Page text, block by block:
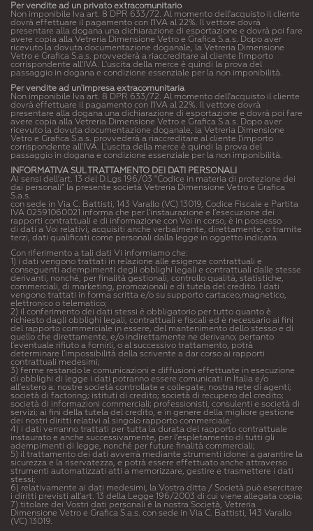
Per vendite ad un privato extracomunitario
Non imponibile Iva art. 8 DPR 633/72. Al momento dell'acquisto il cliente
dovrà effettuare il pagamento con l'IVA al 22%. Il vettore dovrà
presentare alla dogana una dichiarazione di esportazione e dovrà poi fare
avere copia alla Vetreria Dimensione Vetro e Grafica S.a.s. Dopo aver
ricevuto la dovuta documentazione doganale, la Vetreria Dimensione
Vetro e Grafica S.a.s. provvederà a riaccreditare al cliente l'importo
corrispondente all'IVA. L'uscita della merce è quindi la prova del
passaggio in dogana e condizione essenziale per la non imponibilità.
Per vendite ad un'impresa extracomunitaria
Non imponibile Iva art. 8 DPR 633/72. Al momento dell'acquisto il cliente
dovrà effettuare il pagamento con l'IVA al 22%. Il vettore dovrà
presentare alla dogana una dichiarazione di esportazione e dovrà poi fare
avere copia alla Vetreria Dimensione Vetro e Grafica S.a.s. Dopo aver
ricevuto la dovuta documentazione doganale, la Vetreria Dimensione
Vetro e Grafica S.a.s. provvederà a riaccreditare al cliente l'importo
corrispondente all'IVA. L'uscita della merce è quindi la prova del
passaggio in dogana e condizione essenziale per la non imponibilità.
INFORMATIVA SUL TRATTAMENTO DEI DATI PERSONALI
Ai sensi dell’art. 13 del D.Lgs 196/03 "Codice in materia di protezione dei
dai personali” la presente società Vetreria Dimensione Vetro e Grafica
S.a.s.
con sede in Via C. Battisti, 143 Varallo (VC) 13019, Codice Fiscale e Partita
IVA 02591060021 informa che per l’instaurazione e l’esecuzione dei
rapporti contrattuali e di informazione con Voi in corso, è in possesso
di dati a Voi relativi, acquisiti anche verbalmente, direttamente, o tramite
terzi, dati qualificati come personali dalla legge in oggetto indicata.
Con riferimento a tali dati Vi informiamo che:
1) i dati vengono trattati in relazione alle esigenze contrattuali e
conseguenti adempimenti degli obblighi legali e contrattuali dalle stesse
derivanti, nonché, per finalità gestionali, controllo qualità, statistiche,
commerciali, di marketing, promozionali e di tutela del credito. I dati
vengono trattati in forma scritta e/o su supporto cartaceo,magnetico,
elettronico o telematico;
2) il conferimento dei dati stessi è obbligatorio per tutto quanto è
richiesto dagli obblighi legali, contrattuali e fiscali ed è necessario ai fini
del rapporto commerciale in essere, del mantenimento dello stesso e di
quello che direttamente, e/o indirettamente ne derivano; pertanto
l’eventuale rifiuto a fornirli, o al successivo trattamento, potrà
determinare l’impossibilità della scrivente a dar corso ai rapporti
contrattuali medesimi;
3) ferme restando le comunicazioni e diffusioni effettuate in esecuzione
di obblighi di legge i dati potranno essere comunicati in Italia e/o
all’estero a: nostre società controllate e collegate; nostra rete di agenti;
società di factoring; istituti di credito; società di recupero del credito;
società di informazioni commerciali; professionisti, consulenti e società di
servizi; ai fini della tutela del credito, e in genere della migliore gestione
dei nostri diritti relativi al singolo rapporto commerciale;
4) i dati verranno trattati per tutta la durata del rapporto contrattuale
instaurato e anche successivamente, per l’espletamento di tutti gli
adempimenti di legge, nonché per future finalità commerciali;
5) il trattamento dei dati avverrà mediante strumenti idonei a garantire la
sicurezza e la riservatezza, e potrà essere effettuato anche attraverso
strumenti automatizzati atti a memorizzare, gestire e trasmettere i dati
stessi;
6) relativamente ai dati medesimi, la Vostra ditta / Società può esercitare
i diritti previsti all’art. 13 della Legge 196/2003 di cui viene allegata copia;
7) titolare dei Vostri dati personali è la nostra Società, Vetreria
Dimensione Vetro e Grafica S.a.s. con sede in Via C. Battisti, 143 Varallo
(VC) 13019.